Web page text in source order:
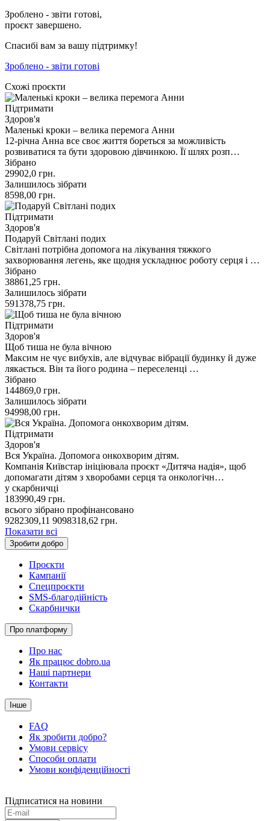
Зроблено - звіти готові,
проєкт завершено.
Спасибі вам за вашу підтримку!
Зроблено - звіти готові
Схожі проєкти
Підтримати
Здоров'я
Маленькі кроки – велика перемога Анни
12-річна Анна все своє життя бореться за можливість
розвиватися та бути здоровою дівчинкою. Її шлях розп…
Зібрано
29902,0 грн.
Залишилось зібрати
8598,00 грн.
Підтримати
Здоров'я
Подаруй Світлані подих
Світлані потрібна допомога на лікування тяжкого
захворювання легень, яке щодня ускладнює роботу серця і …
Зібрано
38861,25 грн.
Залишилось зібрати
591378,75 грн.
Підтримати
Здоров'я
Щоб тиша не була вічною
Максим не чує вибухів, але відчуває вібрації будинку й дуже
лякається. Він та його родина – переселенці …
Зібрано
144869,0 грн.
Залишилось зібрати
94998,00 грн.
Підтримати
Здоров'я
Вся Україна. Допомога онкохворим дітям.
Компанія Київстар ініціювала проєкт «Дитяча надія», щоб
допомагати дітям з хворобами серця та онкологічн…
у скарбничці
183990,49 грн.
всього зібрано профінансовано
9282309,11 9098318,62 грн.
Показати всі
Зробити добро
Проєкти
Кампанії
Спецпроєкти
SMS-благодійність
Скарбнички
Про платформу
Про нас
Як працює dobro.ua
Наші партнери
Контакти
Інше
FAQ
Як зробити добро?
Умови сервісу
Способи оплати
Умови конфіденційності
Підписатися на новини